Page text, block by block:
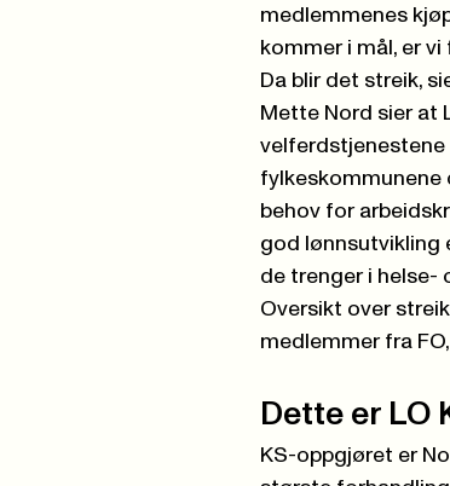
medlemmenes
kommer i mål, er
Da blir det streik,
Mette Nord sier at
velferdstjenestene
fylkeskommunene
behov for
god lønnsutvikling
de trenger i helse-
Oversikt over
medlemmer fra
Dette er LO
KS-oppgjøret er